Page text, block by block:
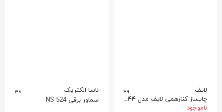
لایف ۴۹
چایساز کنارهمی لایف مدل ۳۴۴ استیل مشکی
ناموجود
ناسا الکتریک ۳۸
سماور برقی NS-524